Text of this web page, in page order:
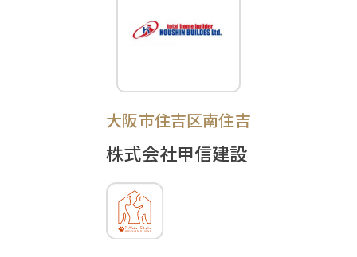
大阪市住吉区南住吉
株式会社甲信建設